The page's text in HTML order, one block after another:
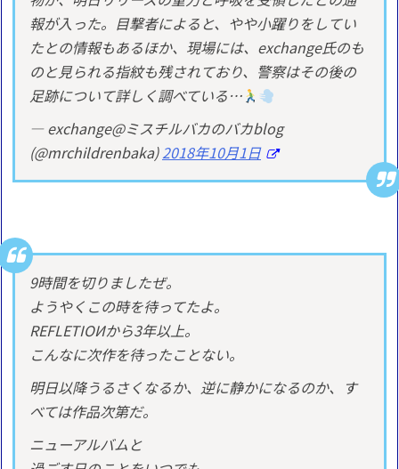
報が入った。目撃者によると、やや小躍りをしてい
たとの情報もあるほか、現場には、exchange氏のも
のと見られる指紋も残されており、警察はその後の
足跡について詳しく調べている…
— exchange@ミスチルバカのバカblog
(@mrchildrenbaka)2018年10月1日
9時間を切りましたぜ。
ようやくこの時を待ってたよ。
REFLETIOИから3年以上。
こんなに次作を待ったことない。
明日以降うるさくなるか、逆に静かになるのか、す
べては作品次第だ。
ニューアルバムと